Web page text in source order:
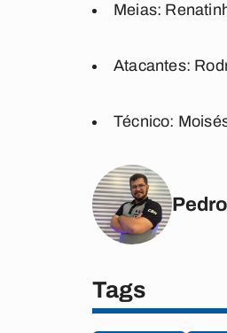
Meias:
Atacantes:
Técnico:
Tags